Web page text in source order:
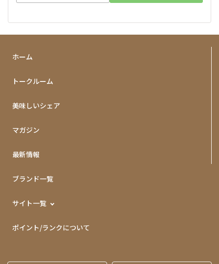
ホーム
トークルーム
美味しいシェア
マガジン
最新情報
ブランド一覧
サイト一覧
ポイント/ランクについて